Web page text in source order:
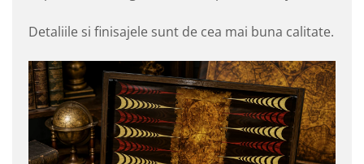
Detaliile si finisajele sunt de cea mai buna calitate.